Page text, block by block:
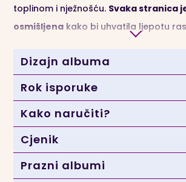
toplinom i nježnošću. Svaka stranica
osmišljena kako bi uhvatila ljepotu
izrađujemo baš za sve tematike –
krštenja, izleta, prve pričesti
🌟Svaki se albumizrađuje
sukladno odabranim specifikacijama
narudžbe te je u punom smislu riječi
rađeni proizvod,
Dizajn albuma
Rok isporuke
Kako naručiti?
Cjenik
Prazni albumi